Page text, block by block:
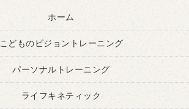
ホーム
こどものビジョントレーニング
パーソナルトレーニング
ライフキネティック